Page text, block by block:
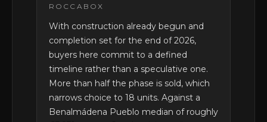
ROCCABOX
With construction already begun and
completion set for the end of 2026,
buyers here commit to a defined
timeline rather than a speculative one.
More than half the phase is sold, which
narrows choice to 18 units. Against a
Benalmádena Pueblo median of roughly